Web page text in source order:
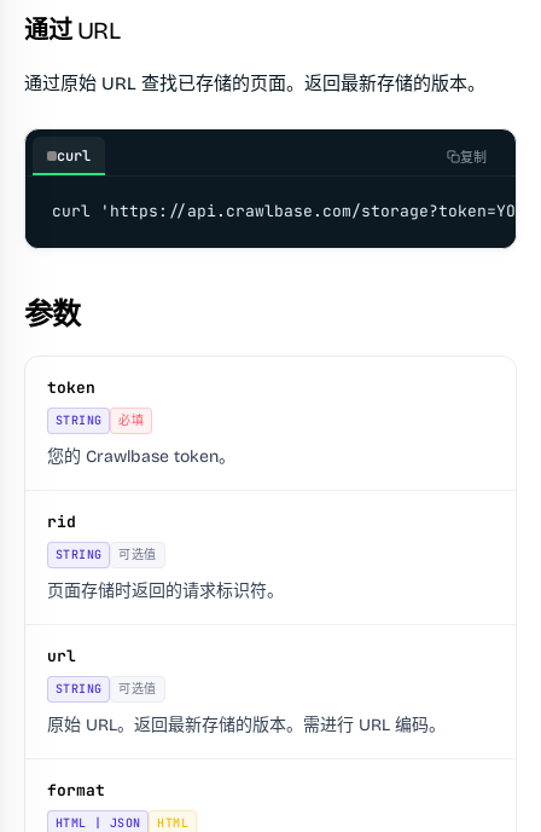
通过 URL
通过原始 URL 查找已存储的页面。返回最新存储的版本。
curl 复制
curl 'https://api.crawlbase.com/
参数
token
STRING 必填
您的 Crawlbase token。
rid
STRING 可选值
页面存储时返回的请求标识符。
url
STRING 可选值
原始 URL。返回最新存储的版本。需进行 URL 编码。
format
HTML | JSON HTML